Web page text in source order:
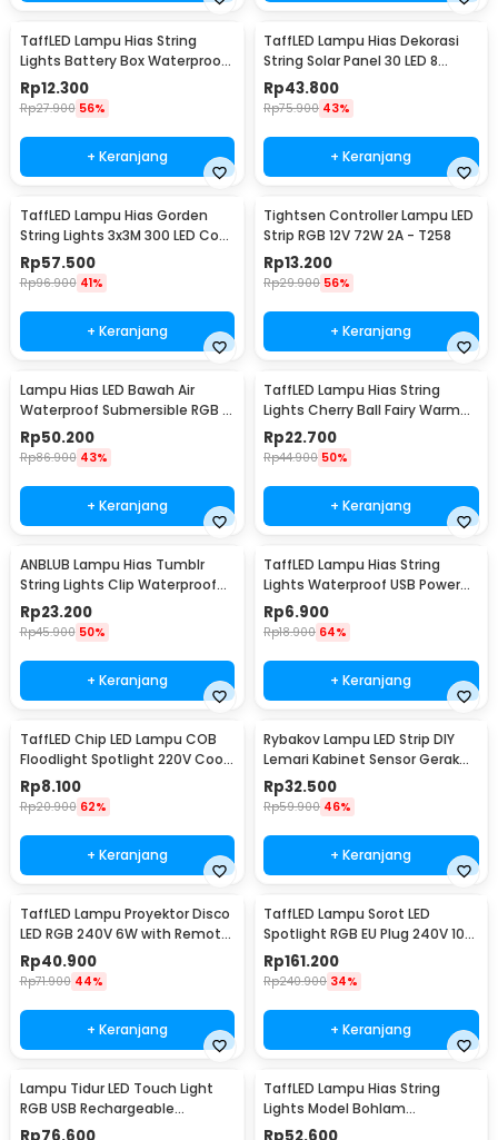
TaffLED Lampu Hias String
Lights Battery Box Waterproof
50 LED 5M - G5
Rp12.300
Rp27.900 56%
+ Keranjang
TaffLED Lampu Hias Dekorasi
String Solar Panel 30 LED 8
Mode 6.5M - 896
Rp43.800
Rp75.900 43%
+ Keranjang
TaffLED Lampu Hias Gorden
String Lights 3x3M 300 LED Cool
White 18W - 300L
Rp57.500
Rp96.900 41%
+ Keranjang
Tightsen Controller Lampu LED
Strip RGB 12V 72W 2A - T258
Rp13.200
Rp29.900 56%
+ Keranjang
Lampu Hias LED Bawah Air
Waterproof Submersible RGB 2
PCS with Remote - 13017
Rp50.200
Rp86.900 43%
+ Keranjang
TaffLED Lampu Hias String
Lights Cherry Ball Fairy Warm
White 5M - LY20W
Rp22.700
Rp44.900 50%
+ Keranjang
ANBLUB Lampu Hias Tumblr
String Lights Clip Waterproof
20 LED 2M - 0606
Rp23.200
Rp45.900 50%
+ Keranjang
TaffLED Lampu Hias String
Lights Waterproof USB Power
50 LED 5M - SZ
Rp6.900
Rp18.900 64%
+ Keranjang
TaffLED Chip LED Lampu COB
Floodlight Spotlight 220V Cool
White 6000K 50W - COB4060-
AC220-50
Rp8.100
Rp20.900 62%
+ Keranjang
Rybakov Lampu LED Strip DIY
Lemari Kabinet Sensor Gerak
4.5W 1M - 2835
Rp32.500
Rp59.900 46%
+ Keranjang
TaffLED Lampu Proyektor Disco
LED RGB 240V 6W with Remote
Control - CY-LV-RG
Rp40.900
Rp71.900 44%
+ Keranjang
TaffLED Lampu Sorot LED
Spotlight RGB EU Plug 240V 10W
- L18RG
Rp161.200
Rp240.900 34%
+ Keranjang
Lampu Tidur LED Touch Light
RGB USB Rechargeable
1500mAh 5V 3W - F8-1
TaffLED Lampu Hias String
Lights Model Bohlam
Waterproof 20 LED 5M - PD039